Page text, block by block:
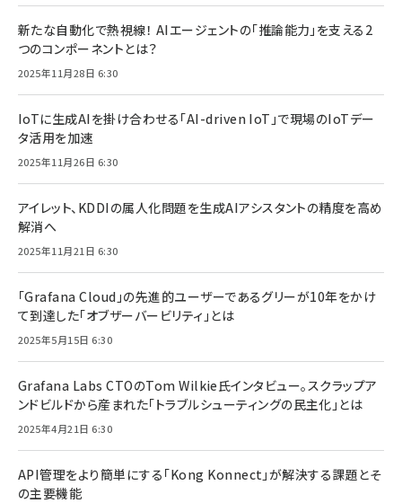
新たな自動化で熱視線！ AIエージェントの「推論能力」を支える2
つのコンポーネントとは？
2025年11月28日 6:30
IoTに生成AIを掛け合わせる「AI-driven IoT」で現場のIoTデー
タ活用を加速
2025年11月26日 6:30
アイレット、KDDIの属人化問題を生成AIアシスタントの精度を高め
解消へ
2025年11月21日 6:30
「Grafana Cloud」の先進的ユーザーであるグリーが10年をかけ
て到達した「オブザーバービリティ」とは
2025年5月15日 6:30
Grafana Labs CTOのTom Wilkie氏インタビュー。スクラップア
ンドビルドから産まれた「トラブルシューティングの民主化」とは
2025年4月21日 6:30
API管理をより簡単にする「Kong Konnect」が解決する課題とそ
の主要機能